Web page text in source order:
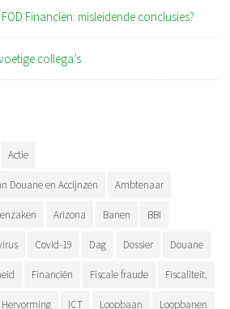
Financiën: misleidende conclusies?
collega’s
Actie
Douane en Accijnzen Ambtenaar
Arizona Banen BBI
Covid-19 Dag Dossier Douane
Financiën Fiscale fraude Fiscaliteit.
Hervorming ICT Loopbaan Loopbanen